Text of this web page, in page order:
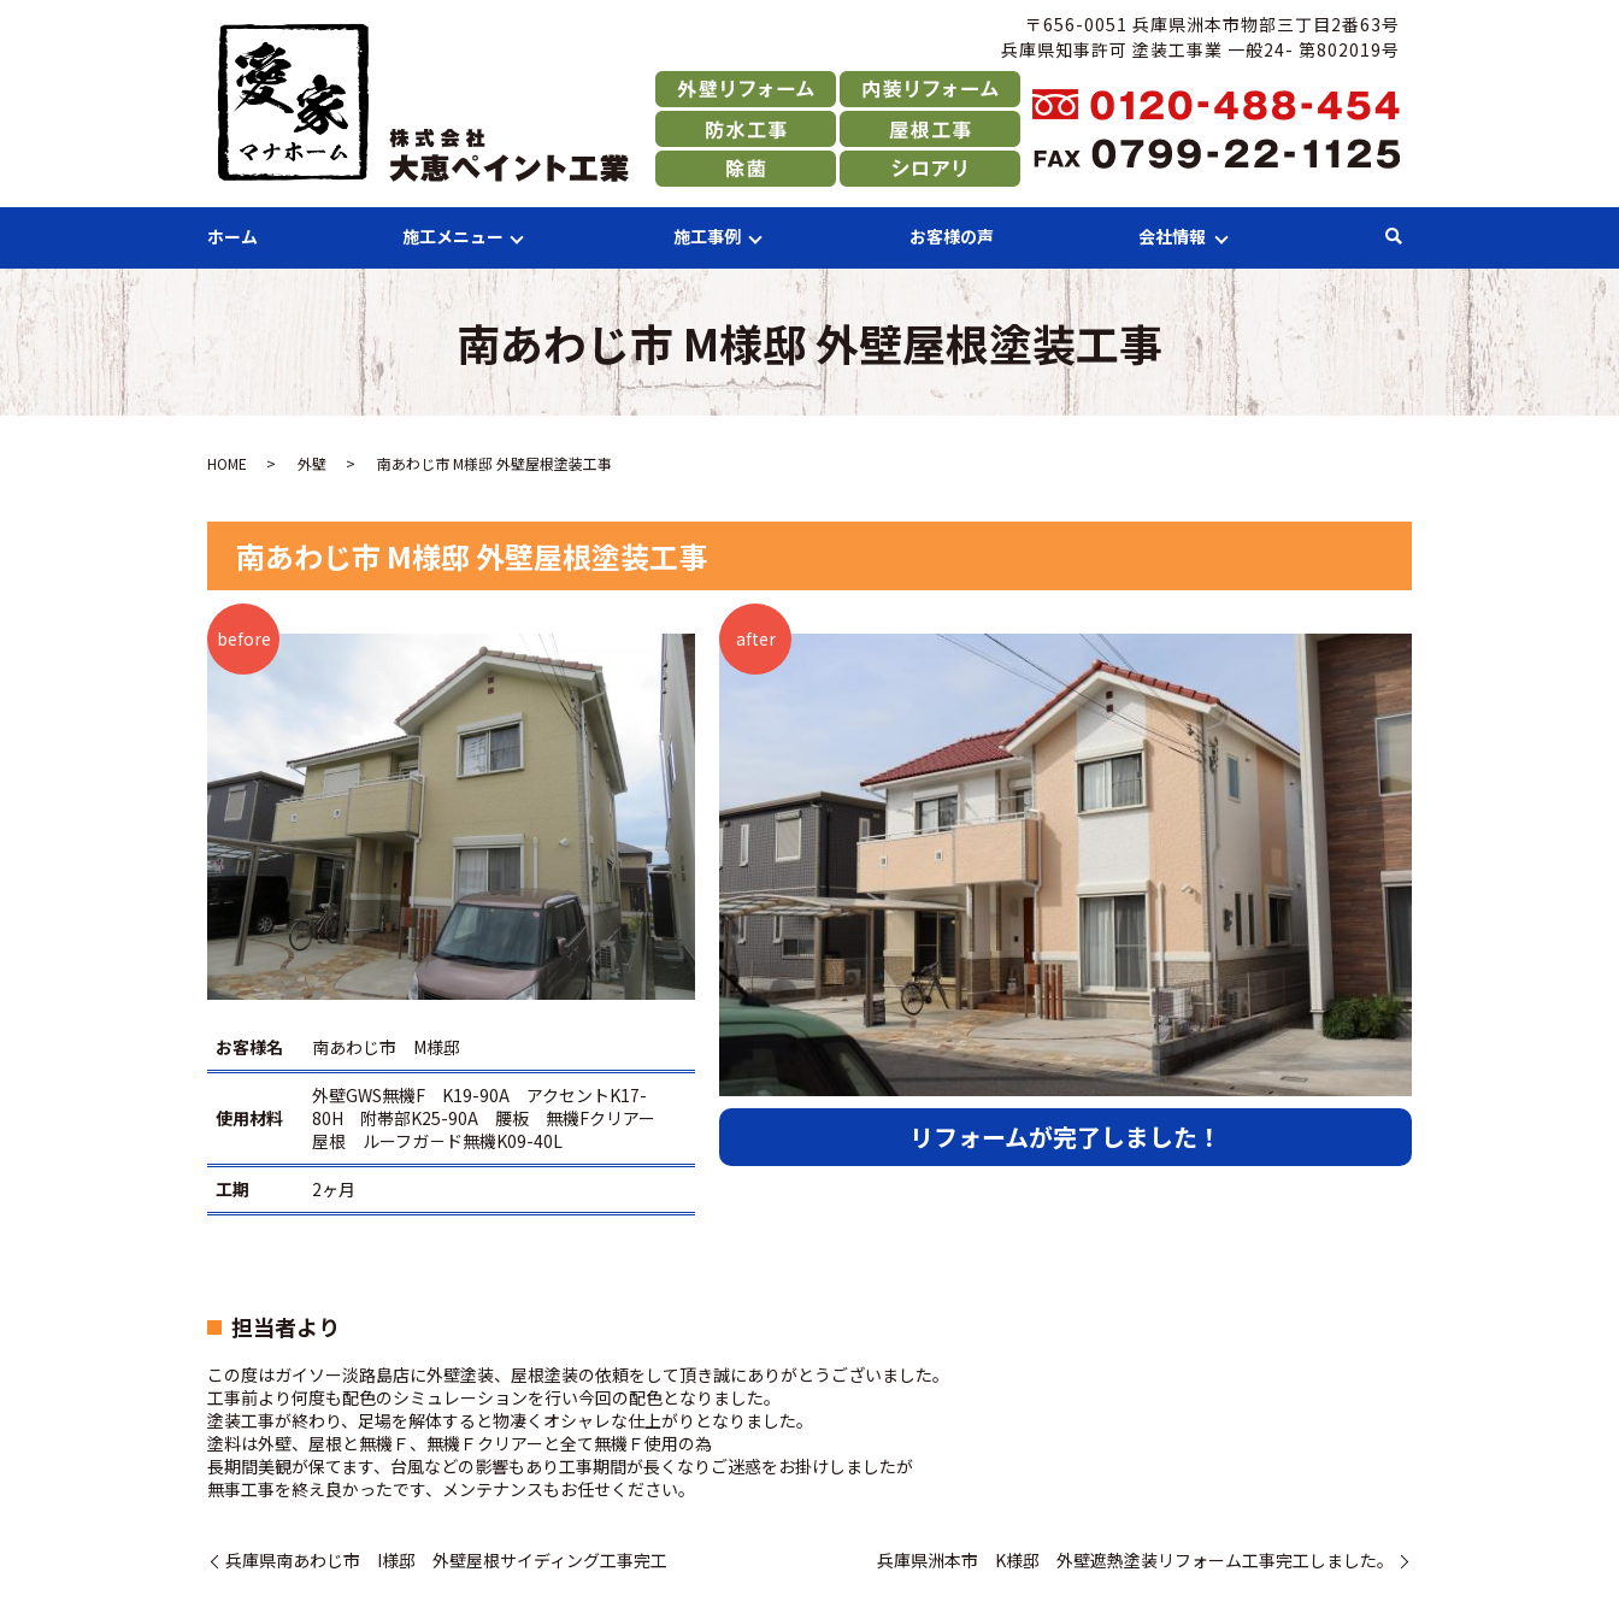
〒656-0051 兵庫県洲本市物部三丁目2番63号
兵庫県知事許可 塗装工事業 一般24- 第802019号
ホーム 施工メニュー 施工事例 お客様の声 会社情報
南あわじ市 M様邸 外壁屋根塗装工事
HOME 外壁 南あわじ市 M様邸 外壁屋根塗装工事
南あわじ市 M様邸 外壁屋根塗装工事
お客様名 南あわじ市 M様邸
使用材料
外壁GWS無機F K19-90A アクセントK17-
80H 附帯部K25-90A 腰板 無機Fクリアー
屋根 ルーフガ－ド無機K09-40L
工期
2ヶ月
リフォームが完了しました！
担当者より
この度はガイソー淡路島店に外壁塗装、屋根塗装の依頼をして頂き誠にありがとうございました。
工事前より何度も配色のシミュレーションを行い今回の配色となりました。
塗装工事が終わり、足場を解体すると物凄くオシャレな仕上がりとなりました。
塗料は外壁、屋根と無機Ｆ、無機Ｆクリアーと全て無機Ｆ使用の為
長期間美観が保てます、台風などの影響もあり工事期間が長くなりご迷惑をお掛けしましたが
無事工事を終え良かったです、メンテナンスもお任せください。
兵庫県南あわじ市 I様邸 外壁屋根サイディング工事完工 兵庫県洲本市 K様邸 外壁遮熱塗装リフォーム工事完工しました。